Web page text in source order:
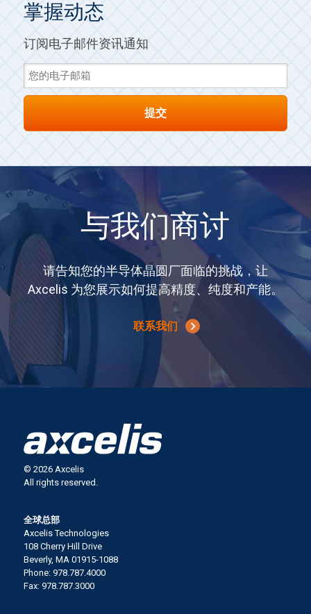
掌握动态
订阅电子邮件资讯通知
与我们商讨
请告知您的半导体晶圆厂面临的挑战，让
Axcelis 为您展示如何提高精度、纯度和产能。
联系我们
© 2026 Axcelis
All rights reserved.
全球总部
Axcelis Technologies
108 Cherry Hill Drive
Beverly, MA 01915-1088
Phone: 978.787.4000
Fax: 978.787.3000